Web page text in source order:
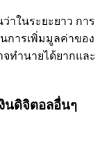
าในระยะยาว การ
การเพิ่มมูลค่าของ
ทำนายได้ยากและ
นดิจิตอลอื่นๆ